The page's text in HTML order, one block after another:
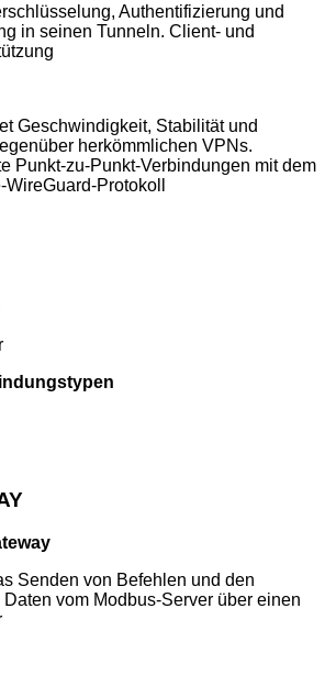
Authentifizierung und
in seinen Tunneln. Client- und
Geschwindigkeit, Stabilität und
herkömmlichen VPNs.
Punkt-zu-Punkt-Verbindungen mit dem
Protokoll
Senden von Befehlen und den
Daten vom Modbus-Server über einen